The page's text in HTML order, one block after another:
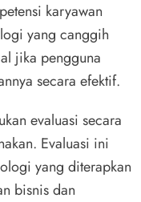
karyawan
yang canggih
jika pengguna
secara efektif.
evaluasi secara
Evaluasi ini
yang diterapkan
bisnis dan